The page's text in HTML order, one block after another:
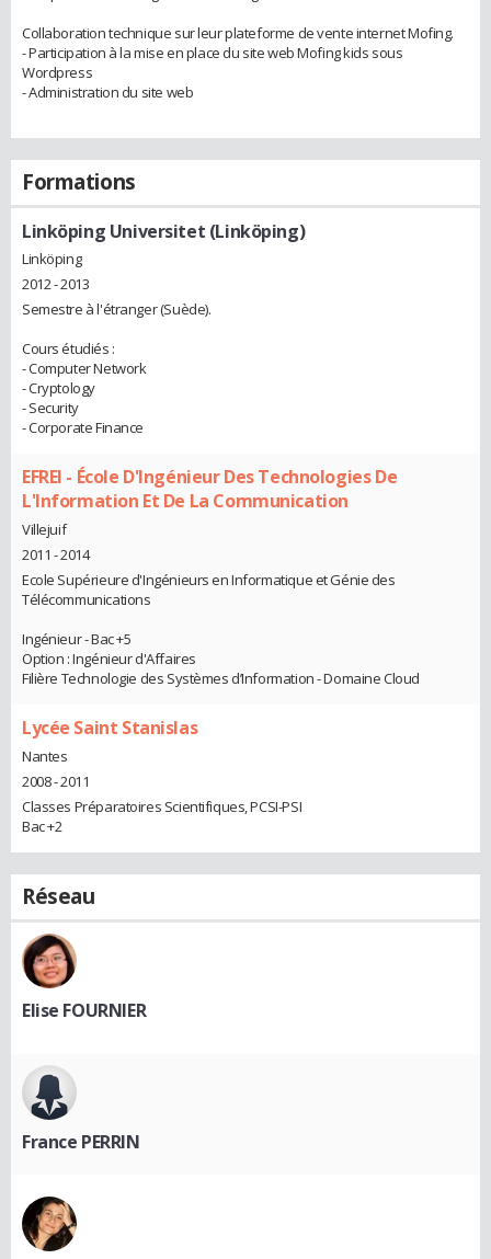
Collaboration technique sur leur plateforme de vente internet Mofing.
- Participation à la mise en place du site web Mofing kids sous
Wordpress
- Administration du site web
Formations
Linköping Universitet (Linköping)
Linköping
2012 - 2013
Semestre à l'étranger (Suède).
Cours étudiés :
- Computer Network
- Cryptology
- Security
- Corporate Finance
EFREI - École D'Ingénieur Des Technologies De
L'Information Et De La Communication
Villejuif
2011 - 2014
Ecole Supérieure d'Ingénieurs en Informatique et Génie des
Télécommunications
Ingénieur - Bac +5
Option : Ingénieur d'Affaires
Filière Technologie des Systèmes d’Information - Domaine Cloud
Lycée Saint Stanislas
Nantes
2008 - 2011
Classes Préparatoires Scientifiques, PCSI-PSI
Bac +2
Réseau
Elise FOURNIER
France PERRIN